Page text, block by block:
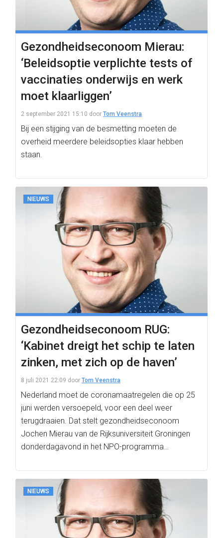
Gezondheidseconoom Mierau:
‘Beleidsoptie verplichte tests of
vaccinaties onderwijs en werk
moet klaarliggen’
2 september 2021 15:10 door Tom Veenstra
Bij een stijging van de besmetting moeten de
overheid meerdere beleidsopties klaar hebben
staan.
NIEUWS
Gezondheidseconoom RUG:
‘Kabinet dreigt het schip te laten
zinken, met zich op de haven’
8 juli 2021 22:09 door Tom Veenstra
Nederland moet de coronamaatregelen die op 25
juni werden versoepeld, voor een deel weer
terugdraaien. Dat stelt gezondheidseconoom
Jochen Mierau van de Rijksuniversiteit Groningen
donderdagavond in het NPO-programma
NIEUWS